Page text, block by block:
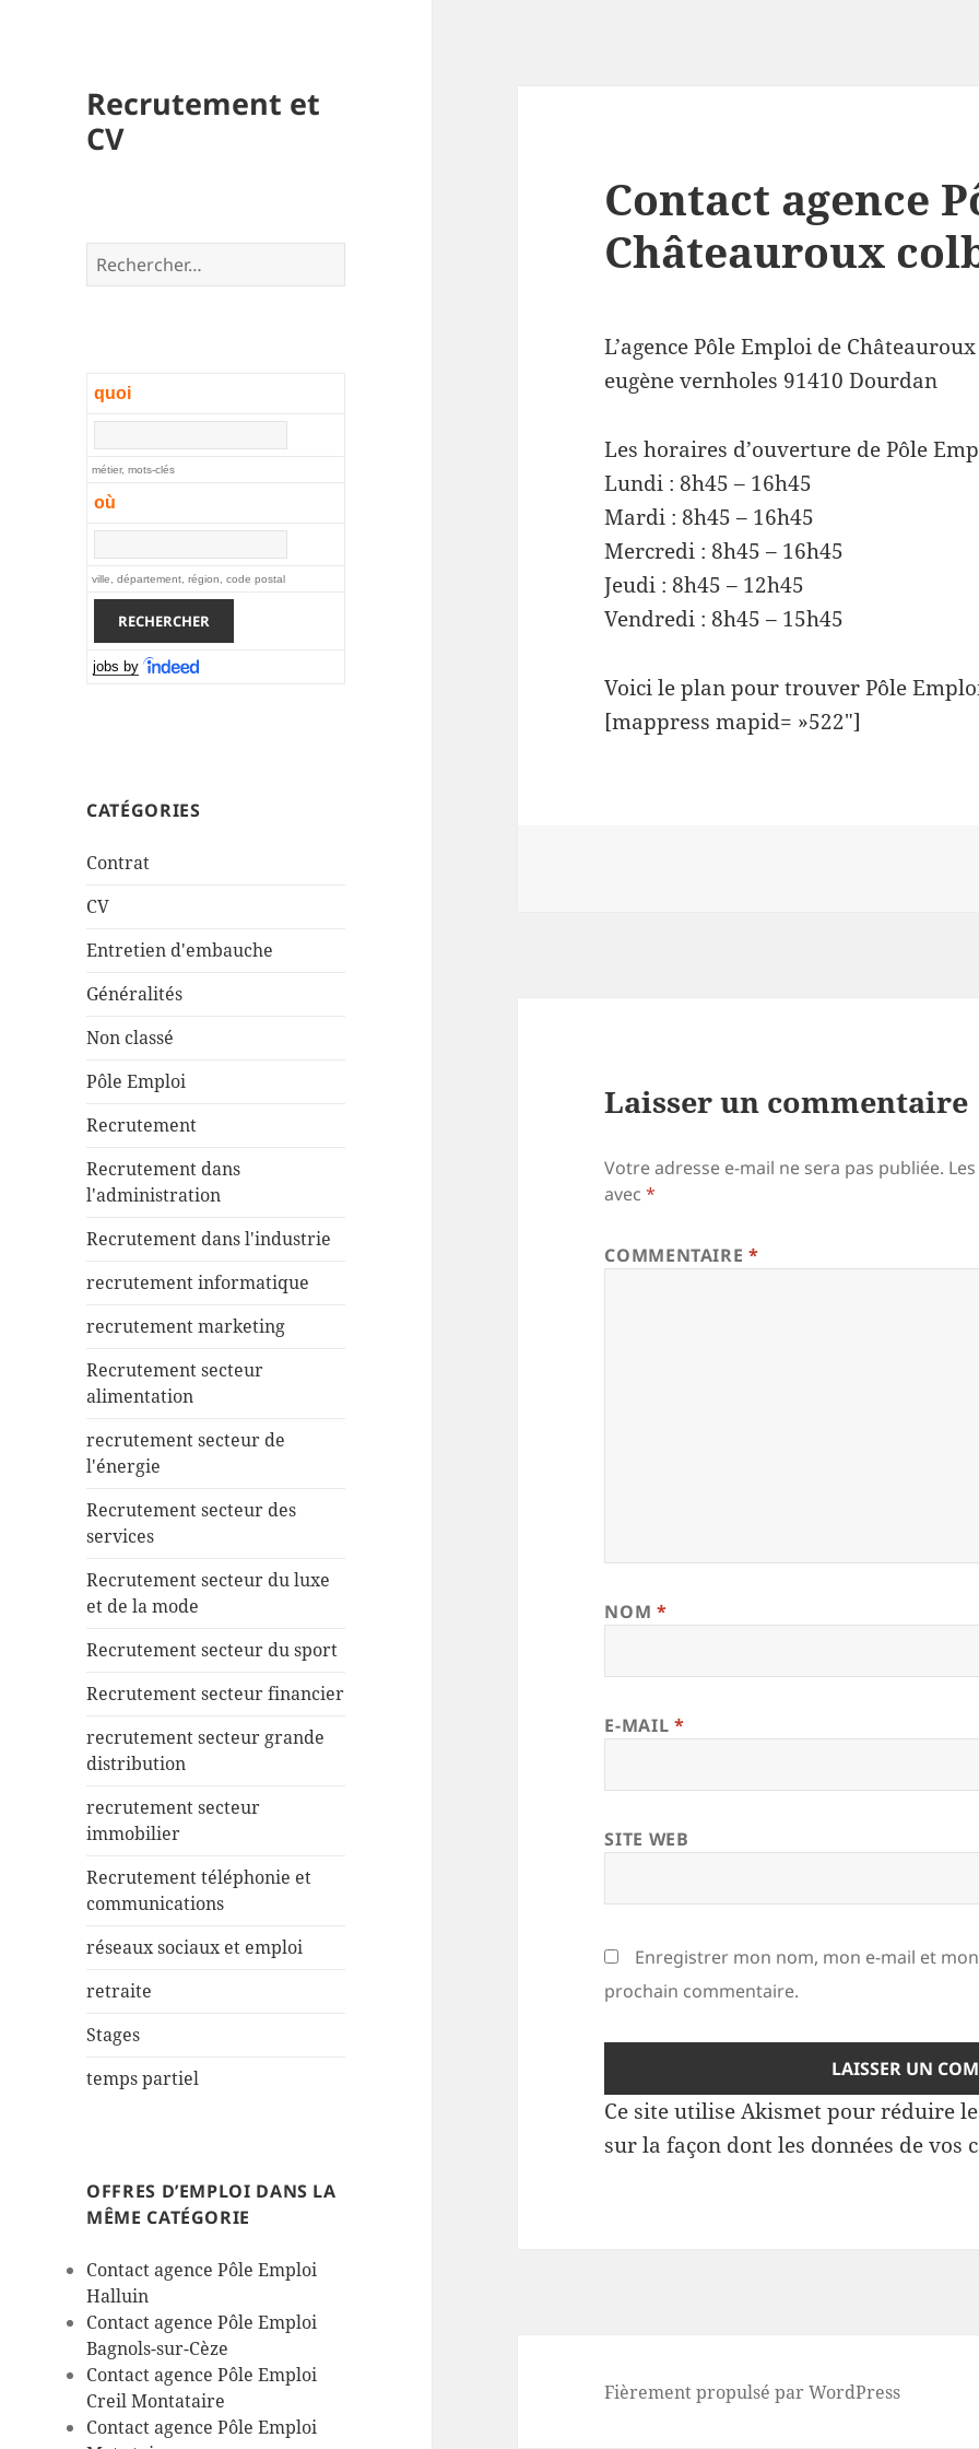
Recrutement et
CV
Rechercher :
quoi
métier, mots-clés
où
ville, département, région, code postal
jobs by
CATÉGORIES
Contrat
CV
Entretien d'embauche
Généralités
Non classé
Pôle Emploi
Recrutement
Recrutement dans
l'administration
Recrutement dans l'industrie
recrutement informatique
recrutement marketing
Recrutement secteur
alimentation
recrutement secteur de
l'énergie
Recrutement secteur des
services
Recrutement secteur du luxe
et de la mode
Recrutement secteur du sport
Recrutement secteur financier
recrutement secteur grande
distribution
recrutement secteur
immobilier
Recrutement téléphonie et
communications
réseaux sociaux et emploi
retraite
Stages
temps partiel
OFFRES D’EMPLOI DANS LA
MÊME CATÉGORIE
Contact agence Pôle Emploi
Halluin
Contact agence Pôle Emploi
Bagnols-sur-Cèze
Contact agence Pôle Emploi
Creil Montataire
Contact agence Pôle Emploi
Contact agence
Châteauroux
L’agence Pôle Emploi de
eugène vernholes 91410 Dourdan
Les horaires d’ouverture de Pôle
Lundi : 8h45 – 16h45
Mardi : 8h45 – 16h45
Mercredi : 8h45 – 16h45
Jeudi : 8h45 – 12h45
Vendredi : 8h45 – 15h45
Voici le plan pour trouver Pôle
[mappress mapid= »522″]
Laisser un commentaire
Votre adresse e-mail ne sera pas publiée.
avec*
COMMENTAIRE*
NOM *
E-MAIL *
SITE WEB
Enregistrer mon nom, mon e-mail et
prochain commentaire.
Ce site utilise Akismet pour réduire
sur la façon dont les données de vos
Fièrement propulsé par WordPress